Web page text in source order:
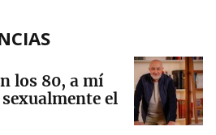
los 80, a mí
el